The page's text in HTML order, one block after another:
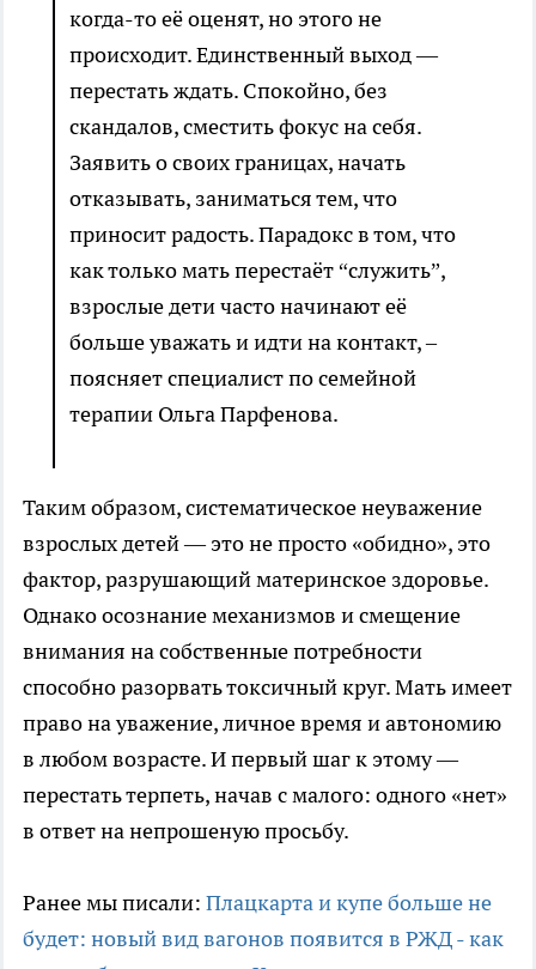
когда-то её оценят, но этого не
происходит. Единственный выход —
перестать ждать. Спокойно, без
скандалов, сместить фокус на себя.
Заявить о своих границах, начать
отказывать, заниматься тем, что
приносит радость. Парадокс в том, что
как только мать перестаёт “служить”,
взрослые дети часто начинают её
больше уважать и идти на контакт, –
поясняет специалист по семейной
терапии Ольга Парфенова.
Таким образом, систематическое неуважение
взрослых детей — это не просто «обидно», это
фактор, разрушающий материнское здоровье.
Однако осознание механизмов и смещение
внимания на собственные потребности
способно разорвать токсичный круг. Мать имеет
право на уважение, личное время и автономию
в любом возрасте. И первый шаг к этому —
перестать терпеть, начав с малого: одного «нет»
в ответ на непрошеную просьбу.
Ранее мы писали: Плацкарта и купе больше не
будет: новый вид вагонов появится в РЖД - как